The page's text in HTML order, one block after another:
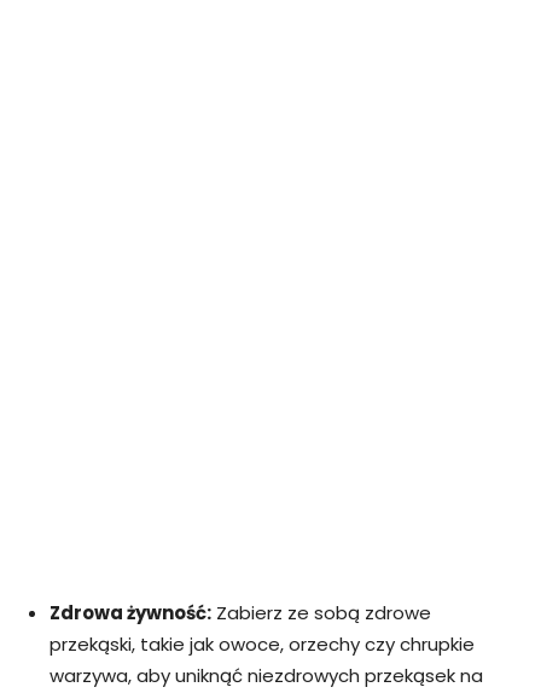
Zdrowa żywność: Zabierz ze sobą zdrowe
przekąski, takie jak owoce, orzechy czy chrupkie
warzywa, aby uniknąć niezdrowych przekąsek na